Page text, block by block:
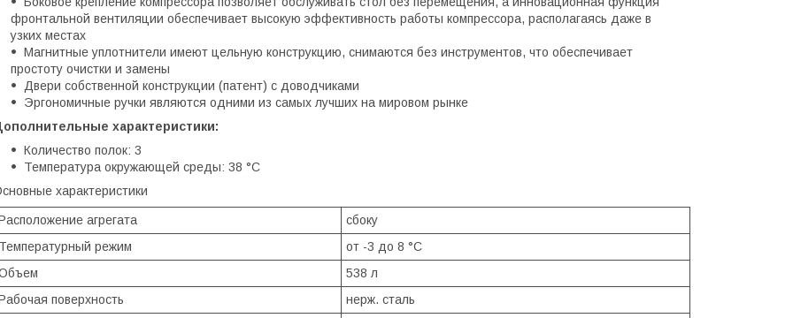
фронтальной вентиляции обеспечивает высокую эффективность работы компрессора, располагаясь даже в
узких местах
Магнитные уплотнители имеют цельную конструкцию, снимаются без инструментов, что обеспечивает
простоту очистки и замены
Двери собственной конструкции (патент) с доводчиками
Эргономичные ручки являются одними из самых лучших на мировом рынке
характеристики:
Количество полок: 3
Температура окружающей среды: 38 °C
характеристики
агрегата
сбоку
режим
от -3 до 8 °С
538 л
поверхность
нерж. сталь